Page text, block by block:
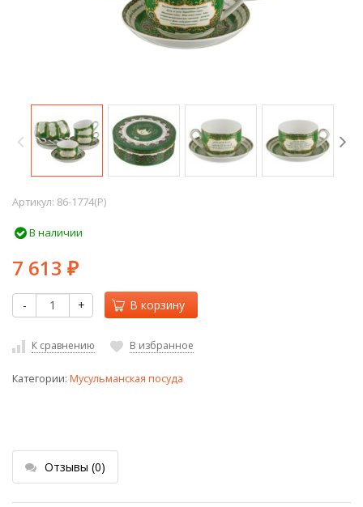
Артикул: 86-1774(P)
В наличии
7 613 ₽
- + В корзину
К сравнению В избранное
Категории: Мусульманская посуда
Отзывы (0)